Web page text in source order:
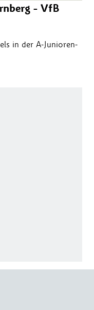
- VfB
in der A-Junioren-